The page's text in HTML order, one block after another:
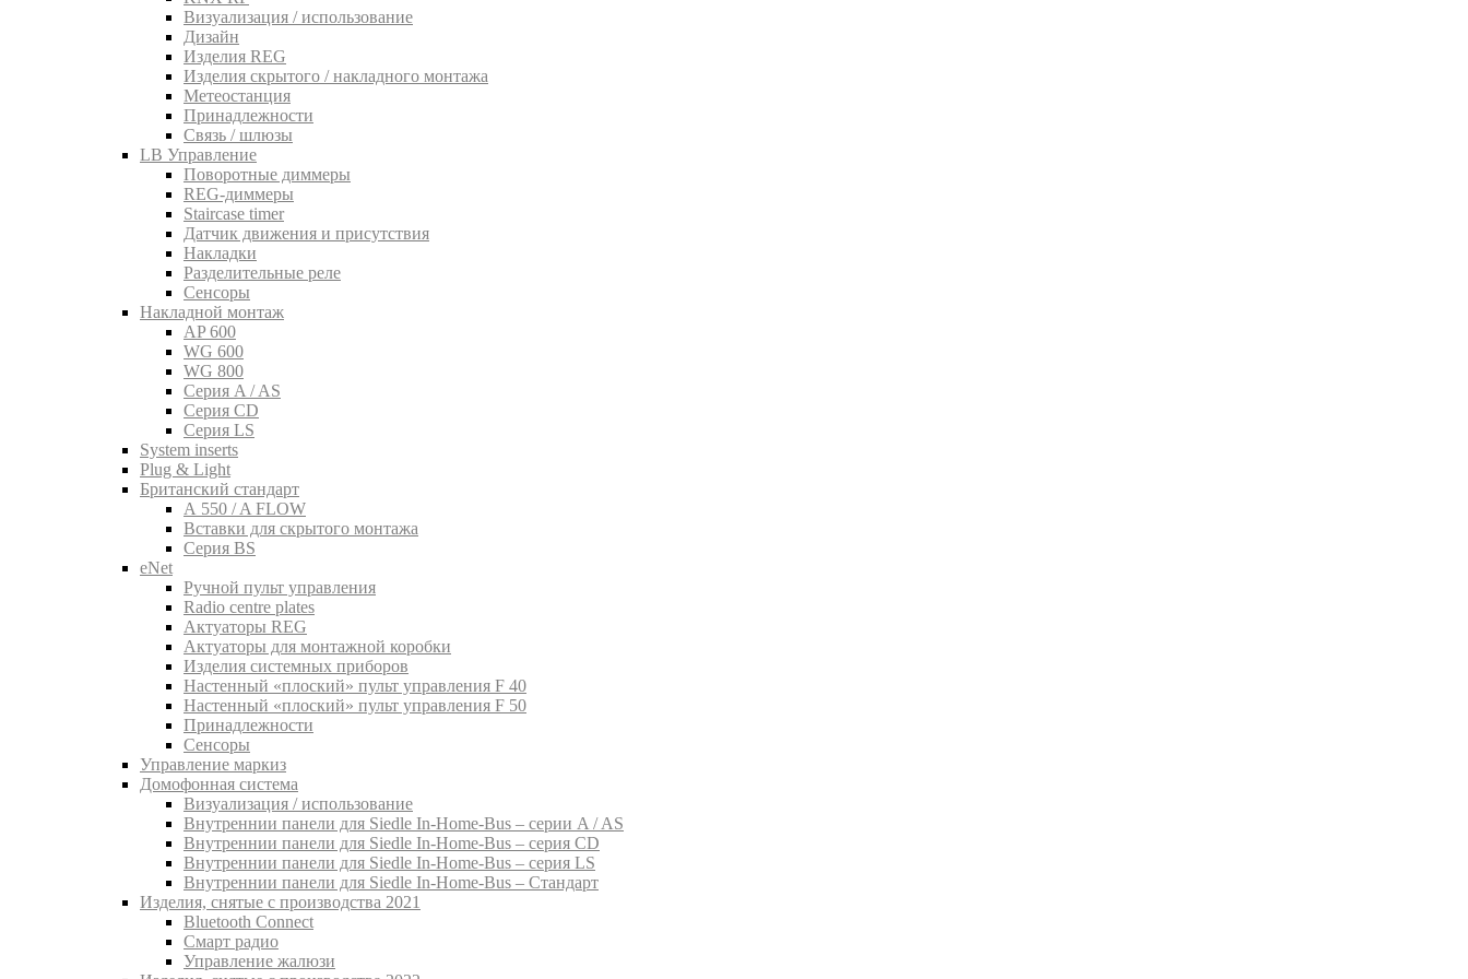
Визуализация / использование
Дизайн
Изделия REG
Изделия скрытого / накладного монтажа
Метеостанция
Принадлежности
Связь / шлюзы
LB Управление
Поворотные диммеры
REG-диммеры
Staircase timer
Датчик движения и присутствия
Накладки
Разделительные реле
Сенсоры
Накладной монтаж
AP 600
WG 600
WG 800
Серия A / AS
Серия CD
Серия LS
System inserts
Plug & Light
Британский стандарт
A 550 / A FLOW
Вставки для скрытого монтажа
Серия BS
eNet
Pучной пульт управления
Radio centre plates
Актуаторы REG
Актуаторы для монтажной коробки
Изделия системных приборов
Настенный «плоский» пульт управления F 40
Настенный «плоский» пульт управления F 50
Принадлежности
Сенсоры
Управление маркиз
Домофонная система
Визуализация / использование
Внутреннии панели для Siedle In-Home-Bus – серии A / AS
Внутреннии панели для Siedle In-Home-Bus – серия CD
Внутреннии панели для Siedle In-Home-Bus – серия LS
Внутреннии панели для Siedle In-Home-Bus – Стандарт
Изделия, снятые с производства 2021
Bluetooth Connect
Смарт радио
Управление жалюзи